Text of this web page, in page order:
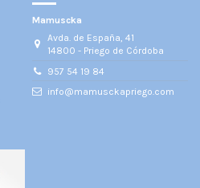
Mamuscka
Avda. de España, 41
14800 - Priego de Córdoba
957 54 19 84
info@mamusckapriego.com